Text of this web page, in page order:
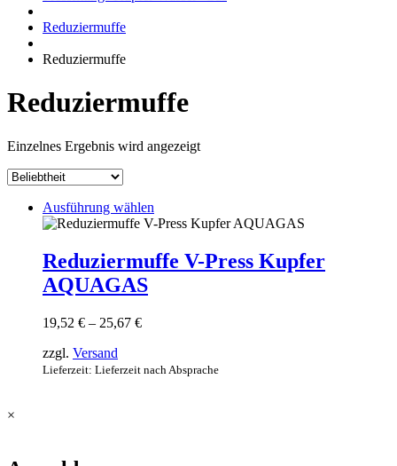
Reduziermuffe
Reduziermuffe
Reduziermuffe
Einzelnes Ergebnis wird angezeigt
Ausführung wählen
Produkt
mehrere
Varianten
der
Reduziermuffe V-Press Kupfer
AQUAGAS
19,52 € – 25,67 €Preisspanne:
25,67 €
zzgl. Versand
Lieferzeit: Lieferzeit nach Absprache
×